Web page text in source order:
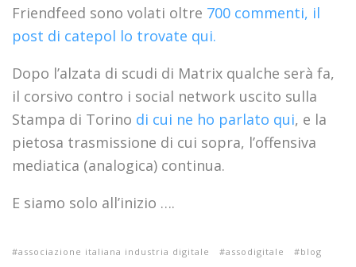
Friendfeed sono volati oltre 700 commenti, il
post di catepol lo trovate qui.
Dopo l’alzata di scudi di Matrix qualche serà fa,
il corsivo contro i social network uscito sulla
Stampa di Torino di cui ne ho parlato qui, e la
pietosa trasmissione di cui sopra, l’offensiva
mediatica (analogica) continua.
E siamo solo all’inizio ….
associazione italiana industria digitale assodigitale
blog